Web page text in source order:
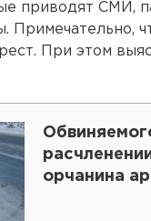
приводят СМИ,
Примечательно,
При этом
орчанина